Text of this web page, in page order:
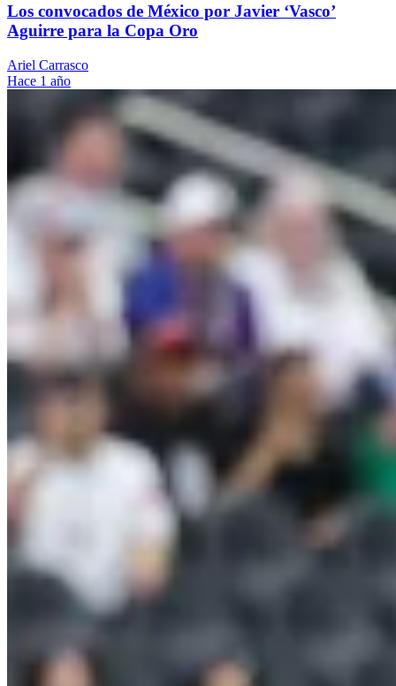
Los convocados de México por Javier ‘Vasco’
Aguirre para la Copa Oro
Ariel Carrasco
Hace 1 año